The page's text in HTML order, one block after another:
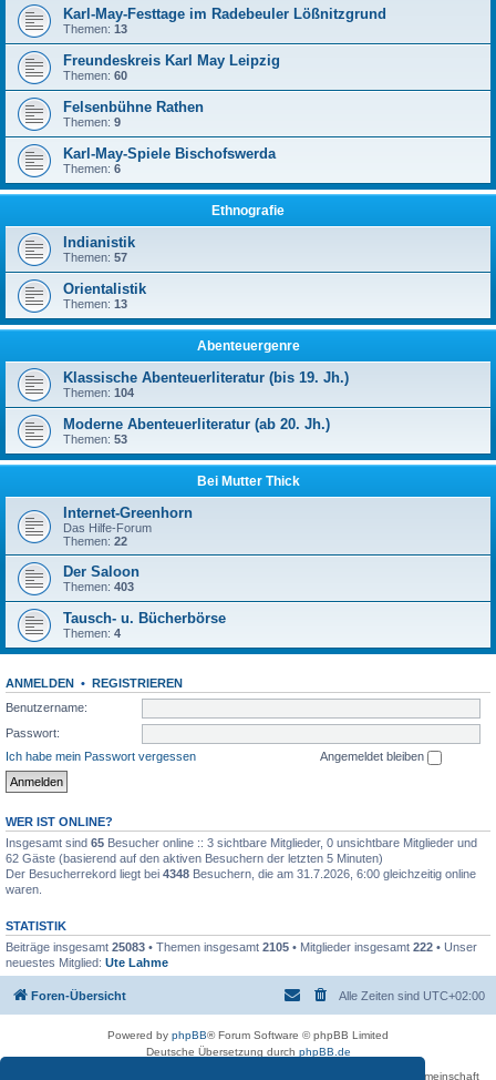
Karl-May-Festtage im Radebeuler Lößnitzgrund
Themen: 13
Freundeskreis Karl May Leipzig
Themen: 60
Felsenbühne Rathen
Themen: 9
Karl-May-Spiele Bischofswerda
Themen: 6
Ethnografie
Indianistik
Themen: 57
Orientalistik
Themen: 13
Abenteuergenre
Klassische Abenteuerliteratur (bis 19. Jh.)
Themen: 104
Moderne Abenteuerliteratur (ab 20. Jh.)
Themen: 53
Bei Mutter Thick
Internet-Greenhorn
Das Hilfe-Forum
Themen: 22
Der Saloon
Themen: 403
Tausch- u. Bücherbörse
Themen: 4
ANMELDEN • REGISTRIEREN
Benutzername:
Passwort:
Ich habe mein Passwort vergessen
Angemeldet bleiben
WER IST ONLINE?
Insgesamt sind 65 Besucher online :: 3 sichtbare Mitglieder, 0 unsichtbare Mitglieder und
62 Gäste (basierend auf den aktiven Besuchern der letzten 5 Minuten)
Der Besucherrekord liegt bei 4348 Besuchern, die am 31.7.2026, 6:00 gleichzeitig online
waren.
STATISTIK
Beiträge insgesamt 25083 • Themen insgesamt 2105 • Mitglieder insgesamt 222 • Unser
neuestes Mitglied: Ute Lahme
Foren-Übersicht Alle Zeiten sind UTC+02:00
Powered by phpBB® Forum Software © phpBB Limited
Deutsche Übersetzung durch phpBB.de
Betreiber des Forums für die Karl-May-Vereinigung – Arbeits- und Forschungsgemeinschaft